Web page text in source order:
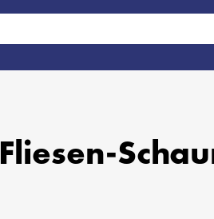
Fliesen­-